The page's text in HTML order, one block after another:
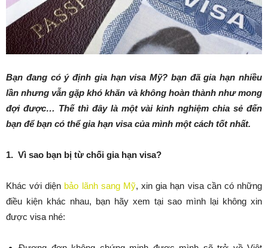
Bạn đang có ý định gia hạn visa Mỹ? bạn đã gia hạn nhiều
lần nhưng vẫn gặp khó khăn và không hoàn thành như mong
đợi được… Thế thì đây là một vài kinh nghiệm chia sẻ đến
bạn để bạn có thể gia hạn visa của mình một cách tốt nhất.
1. Vì sao bạn bị từ chối gia hạn visa?
Khác với diện bảo lãnh sang Mỹ, xin gia hạn visa cần có những
điều kiện khác nhau, bạn hãy xem tại sao mình lại không xin
được visa nhé: